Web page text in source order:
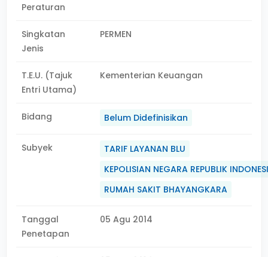
Peraturan
Singkatan
Jenis
PERMEN
T.E.U. (Tajuk
Entri Utama)
Kementerian Keuangan
Bidang Belum Didefinisikan
Subyek
TARIF LAYANAN BLU
KEPOLISIAN NEGARA REPUBLIK
RUMAH SAKIT BHAYANGKARA
Tanggal
Penetapan
05 Agu 2014